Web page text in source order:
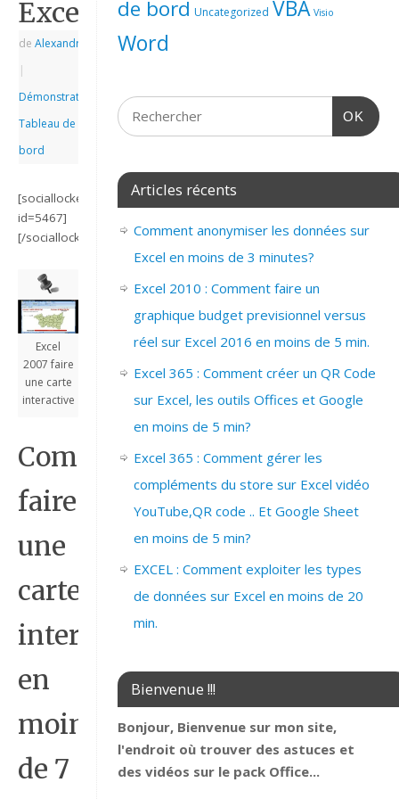
Excel
deAlexandre
|
Démonstrations
Tableau de
bord
[sociallocker
id=5467]
[/sociallocker]
Excel
2007 faire
une carte
interactive
Comment
faire
une
carte
interactive
en
moins
de 7
de bord Uncategorized VBA Visio
Word
OK
Articles récents
Comment anonymiser les données sur
Excel en moins de 3 minutes?
Excel 2010 : Comment faire un
graphique budget previsionnel versus
réel sur Excel 2016 en moins de 5 min.
Excel 365 : Comment créer un QR Code
sur Excel, les outils Offices et Google
en moins de 5 min?
Excel 365 : Comment gérer les
compléments du store sur Excel vidéo
YouTube,QR code .. Et Google Sheet
en moins de 5 min?
EXCEL : Comment exploiter les types
de données sur Excel en moins de 20
min.
Bienvenue !!!
Bonjour, Bienvenue sur mon site,
l'endroit où trouver des astuces et
des vidéos sur le pack Office...